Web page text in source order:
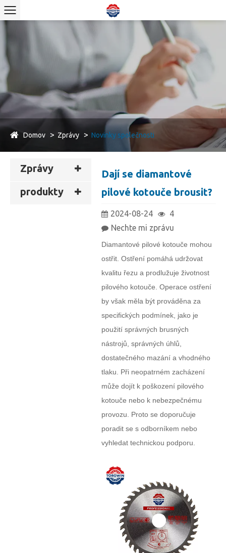
Domov Zprávy Novinky společnosti
Zprávy
produkty
Dají se diamantové
pilové kotouče brousit?
2024-08-24
4
Nechte mi zprávu
Diamantové pilové kotouče mohou
ostřit. Ostření pomáhá udržovat
kvalitu řezu a prodlužuje životnost
pilového kotouče. Operace ostření
by však měla být prováděna za
specifických podmínek, jako je
použití správných brusných
nástrojů, správných úhlů,
dostatečného mazání a vhodného
tlaku. Při neopatrném zacházení
může dojít k poškození pilového
kotouče nebo k nebezpečnému
provozu. Proto se doporučuje
poradit se s odborníkem nebo
vyhledat technickou podporu.